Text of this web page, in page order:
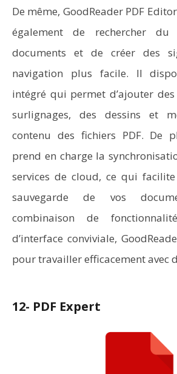
De même, GoodReader PDF
également de rechercher
documents et de créer des
navigation plus facile. Il
intégré qui permet d’ajouter
surlignages, des dessins et
contenu des fichiers PDF. De
prend en charge la
services de cloud, ce qui
sauvegarde de vos
combinaison de
d’interface conviviale,
pour travailler efficacement avec
12- PDF Expert